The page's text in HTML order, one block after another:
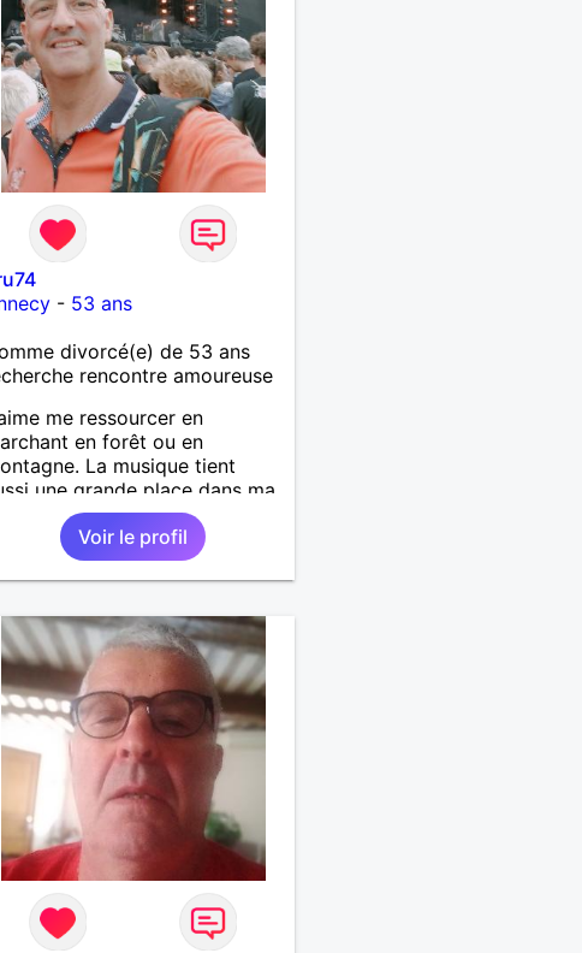
- 53 ans
divorcé(e) de 53 ans
rencontre amoureuse
me ressourcer en
en forêt ou en
La musique tient
une grande place dans ma
: j’adore aller à des concerts
à des festivals. Voyager et
de nouvelles cultures,
ce qui m’inspire le plus.
qui partager ces moments
et sincères.
Voir le profil